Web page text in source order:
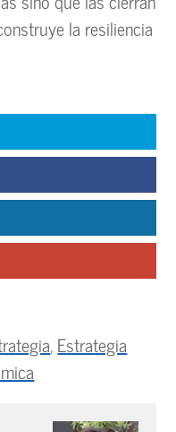
la resiliencia
,Estrategia